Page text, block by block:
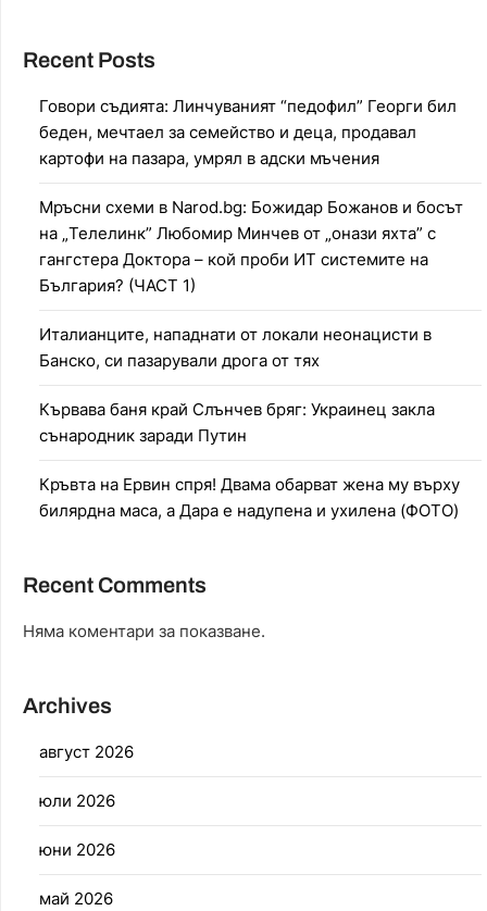
Recent Posts
Говори съдията: Линчуваният “педофил” Георги бил
беден, мечтаел за семейство и деца, продавал
картофи на пазара, умрял в адски мъчения
Мръсни схеми в Narod.bg: Божидар Божанов и босът
на „Телелинк” Любомир Минчев от „онази яхта” с
гангстера Доктора – кой проби ИТ системите на
България? (ЧАСТ 1)
Италианците, нападнати от локали неонацисти в
Банско, си пазарували дрога от тях
Кървава баня край Слънчев бряг: Украинец закла
сънародник заради Путин
Кръвта на Ервин спря! Двама обарват жена му върху
билярдна маса, а Дара е надупена и ухилена (ФОТО)
Recent Comments
Няма коментари за показване.
Archives
август 2026
юли 2026
юни 2026
май 2026